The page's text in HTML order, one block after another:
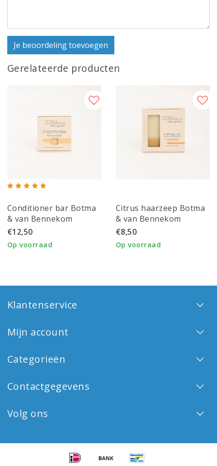
Je beoordeling toevoegen
Gerelateerde producten
Conditioner bar Botma
& van Bennekom
€12,50
Op voorraad
Citrus haarzeep Botma
& van Bennekom
€8,50
Op voorraad
Klantenservice
Mijn account
Categorieën
Contactgegevens
Volg ons